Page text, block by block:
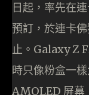
日起，率先在
預訂，於連卡
止。Galaxy Z
時只像粉盒一
AMOLED 屏幕